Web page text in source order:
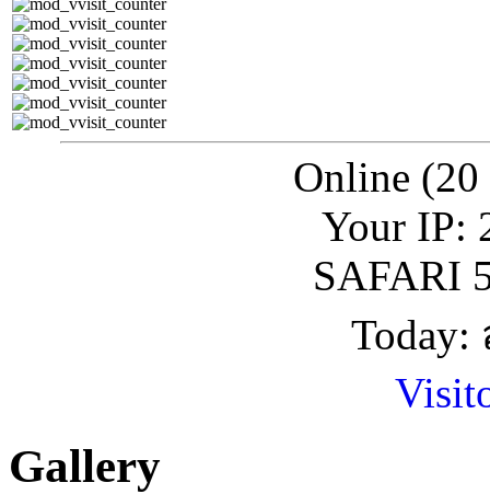
Online (20
Your IP:
SAFARI
Today:
Gallery